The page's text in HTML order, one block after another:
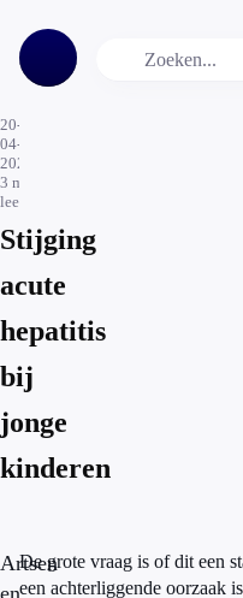
20-
04-
2022
3 min.
leestijd
Stijging
acute
hepatitis
bij
jonge
kinderen
Artsen
en
De grote vraag is of dit een
een achterliggende oorzaak